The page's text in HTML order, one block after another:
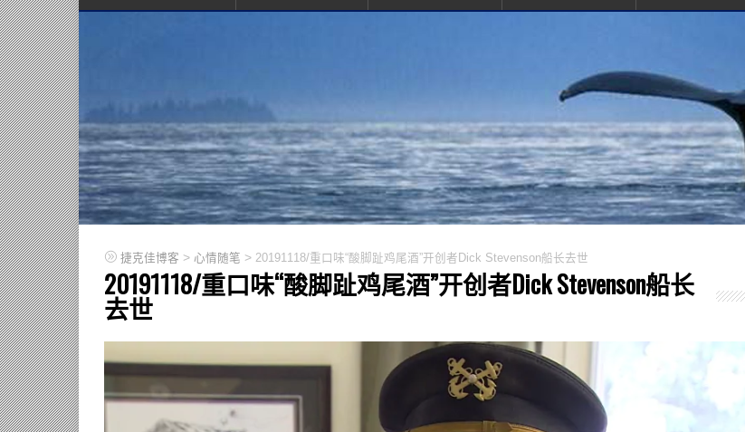
捷克佳博客 > 心情随笔 > 20191118/重口味“酸脚趾鸡尾酒”开创者Dick Stevenson船长去世
20191118/重口味“酸脚趾鸡尾酒”开创者Dick Stevenson船长
去世